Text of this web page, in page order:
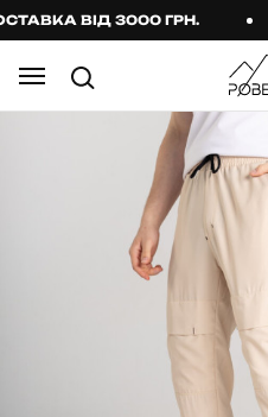
ВІД 3000 ГРН.